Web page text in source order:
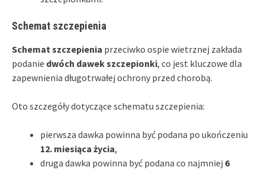
Schemat szczepienia
Schemat szczepienia przeciwko ospie wietrznej zakłada
podanie dwóch dawek szczepionki, co jest kluczowe dla
zapewnienia długotrwałej ochrony przed chorobą.
Oto szczegóły dotyczące schematu szczepienia:
pierwsza dawka powinna być podana po ukończeniu
12. miesiąca życia,
druga dawka powinna być podana co najmniej 6